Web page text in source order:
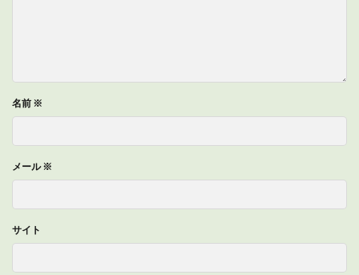
名前 ※
メール※
サイト